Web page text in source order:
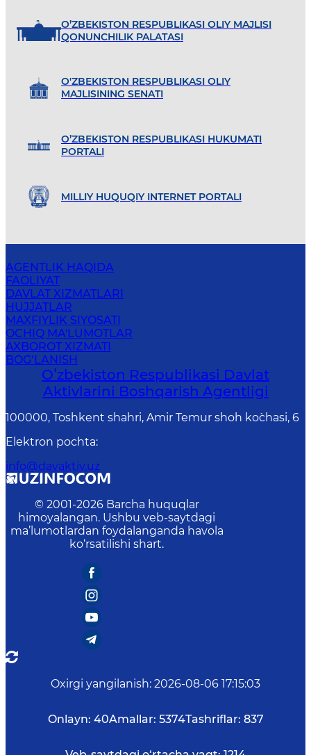
O’ZBEKISTON RESPUBLIKASI OLIY MAJLISI
QONUNCHILIK PALATASI
O'ZBEKISTON RESPUBLIKASI OLIY
MAJLISINING SENATI
O’ZBEKISTON RESPUBLIKASI HUKUMATI
PORTALI
MILLIY HUQUQIY INTERNET PORTALI
AGENTLIK HAQIDA
FAOLIYAT
DAVLAT XIZMATLARI
HUJJATLAR
MAXFIYLIK SIYOSATI
OCHIQ MA'LUMOTLAR
AXBOROT XIZMATI
BOG‘LANISH
Oʻzbekiston Respublikasi Davlat
Aktivlarini Boshqarish Agentligi
100000, Toshkent shahri, Amir Temur shoh ko`chasi, 6
Elektron pochta:
info@davaktiv.uz
© 2001-2026 Barcha huquqlar
himoyalangan. Ushbu veb-saytdagi
ma’lumotlardan foydalanganda havola
ko‘rsatilishi shart.
Oxirgi yangilanish: 2026-08-06 17:15:03
Onlayn: 40Amallar: 5374Tashriflar: 837